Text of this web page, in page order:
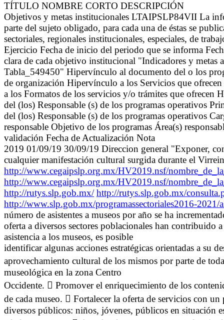
TÍTULO NOMBRE CORTO DESCRIPCIÓN
Objetivos y metas institucionales LTAIPSLP84VII La
parte del sujeto obligado, para cada una de éstas se
sectoriales, regionales institucionales, especiales, de
Ejercicio Fecha de inicio del periodo que se informa
clara de cada objetivo institucional "Indicadores y metas
Tabla_549450" Hipervínculo al documento del o los
de organización Hipervínculo a los Servicios que
a los Formatos de los servicios y/o trámites que ofrecen
del (los) Responsable (s) de los programas operativos
del (los) Responsable (s) de los programas operativos
responsable Objetivo de los programas Área(s)
validación Fecha de Actualización Nota
2019 01/09/19 30/09/19 Direccion general "Exponer,
cualquier manifestación cultural surgida durante el
http://www.cegaipslp.org.mx/HV2019.nsf/
http://www.cegaipslp.org.mx/HV2019.nsf/
http://rutys.slp.gob.mx/ http://rutys.slp.gob.mx/
http://www.slp.gob.mx/programassectoriales2016-2021/
número de asistentes a museos por año se ha
oferta a diversos sectores poblacionales han contribuido
asistencia a los museos, es posible
identificar algunas acciones estratégicas orientadas a su
aprovechamiento cultural de los mismos por parte de
museológica en la zona Centro
Occidente.  Promover el enriquecimiento de los
de cada museo.  Fortalecer la oferta de servicios con
diversos públicos: niños, jóvenes, públicos en situación